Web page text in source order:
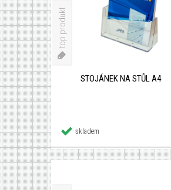
STOJÁNEK NA STŮL A4
skladem
top produkt